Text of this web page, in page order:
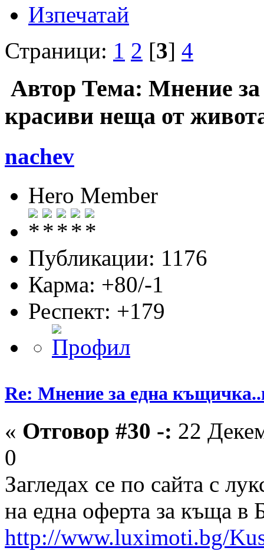
Изпечатай
Страници: 1 2 [3] 4
Автор Тема: Мнение
красиви неща от
nachev
Hero Member
Публикации: 1176
Карма: +80/-1
Респект: +179
Re: Мнение за една
« Отговор #30 -: 22
0
Загледах се по сайта с
на една оферта за къща в
http://www.luximoti.bg/